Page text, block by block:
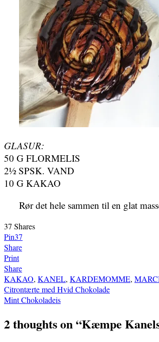
GLASUR:
50 G FLORMELIS
2½ SPSK. VAND
10 G KAKAO
Rør det hele sammen til en glat
37 Shares
Pin37
Share
Print
Share
KAKAO, KANEL, KARDEMOMME,
Indlægsnavigation
Citrontærte med Hvid Chokolade
Mint Chokoladeis
2 thoughts on “Kæmpe